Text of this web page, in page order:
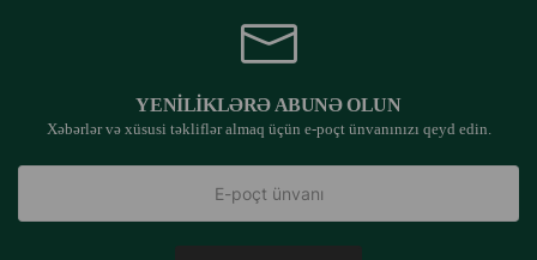
YENILIKLƏRƏ ABUNƏ OLUN
Xəbərlər və xüsusi təkliflər almaq üçün e-poçt ünvanınızı qeyd edin.